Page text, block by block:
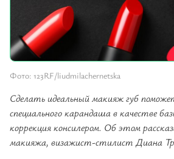
Фото: 123RF/liudmilachernetska
Сделать идеальный макияж губ
специального карандаша в качестве
коррекция консилером. Об этом
макияжа, визажист-стилист Диана